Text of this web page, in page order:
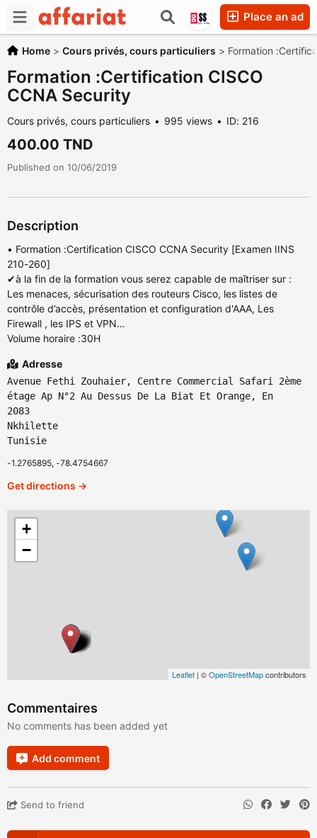
Place an ad
Home > Cours privés, cours particuliers > Formation
Formation :Certification CISCO
CCNA Security
Cours privés, cours particuliers 995 views ID: 216
400.00 TND
Published on 10/06/2019
Description
• Formation :Certification CISCO CCNA Security [Examen IINS
210-260]
✔à la fin de la formation vous serez capable de maîtriser sur :
Les menaces, sécurisation des routeurs Cisco, les listes de
contrôle d’accès, présentation et configuration d'AAA, Les
Firewall , les IPS et VPN…
Volume horaire :30H
Adresse
Avenue Fethi Zouhaier, Centre Commercial Safari 2ème
étage Ap N°2 Au Dessus De La Biat Et Orange, En
2083
Nkhilette
Tunisie
-1.2765895, -78.4754667
Get directions →
+
−
Leaflet | ©OpenStreetMapcontributors
Commentaires
No comments has been added yet
Add comment
Send to friend